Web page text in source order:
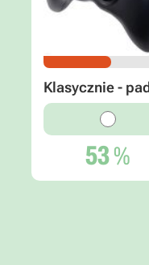
Klasycznie -
53%